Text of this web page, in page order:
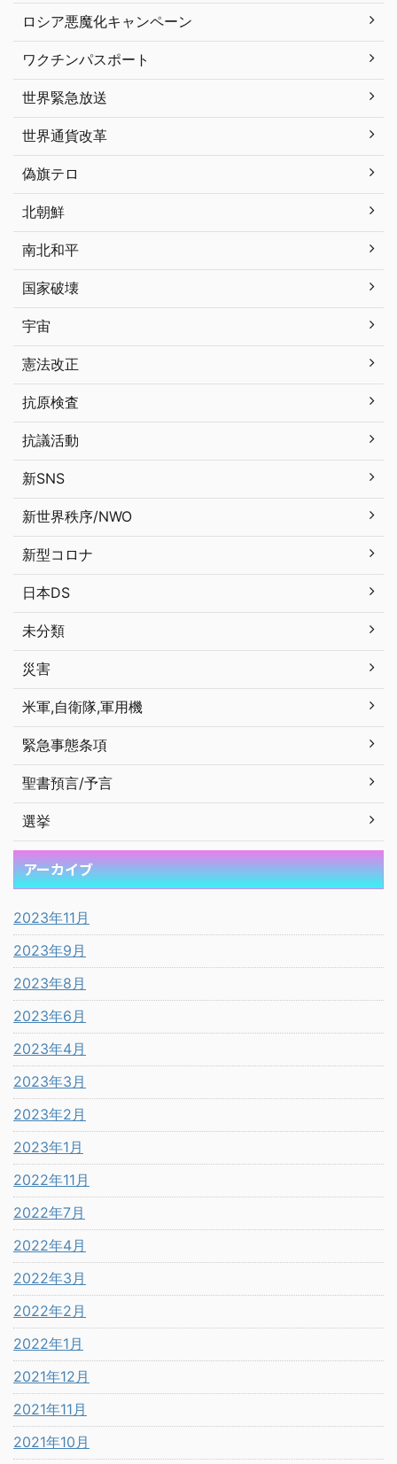
ロシア悪魔化キャンペーン
ワクチンパスポート
世界緊急放送
世界通貨改革
偽旗テロ
北朝鮮
南北和平
国家破壊
宇宙
憲法改正
抗原検査
抗議活動
新SNS
新世界秩序/NWO
新型コロナ
日本DS
未分類
災害
米軍,自衛隊,軍用機
緊急事態条項
聖書預言/予言
選挙
アーカイブ
2023年11月
2023年9月
2023年8月
2023年6月
2023年4月
2023年3月
2023年2月
2023年1月
2022年11月
2022年7月
2022年4月
2022年3月
2022年2月
2022年1月
2021年12月
2021年11月
2021年10月